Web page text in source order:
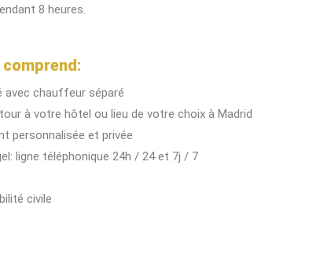
8 heures.
avec chauffeur séparé
à votre hôtel ou lieu de votre choix à Madrid
personnalisée et privée
ligne téléphonique 24h / 24 et 7j / 7
civile